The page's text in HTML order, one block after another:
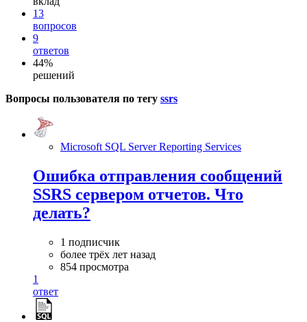
13
вопросов
9
ответов
44%
решений
Вопросы пользователя по тегу ssrs
Microsoft SQL Server Reporting Services
Ошибка отправления сообщений
SSRS сервером отчетов. Что
делать?
1 подписчик
более трёх лет назад
854 просмотра
1
ответ